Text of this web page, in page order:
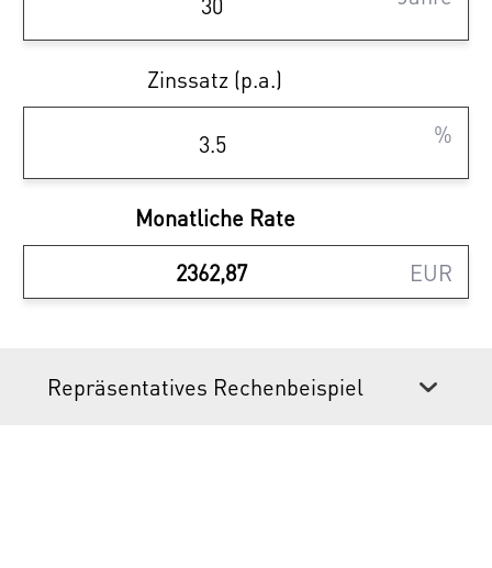
Provisionsfrei bis zum Baustart!
Kaufen Sie Ihr zukünftiges Zuhause bereits
Provision! Gerne steht Ihnen unser Vertrieb
Alle Infos zu diesem Projekt finden Sie unter
Zinssatz (p.a.)
%
Monatliche Rate
EUR
Repräsentatives Rechenbeispiel